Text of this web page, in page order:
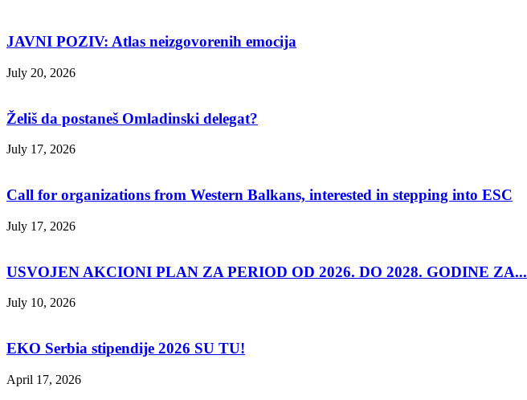
JAVNI POZIV: Atlas neizgovorenih emocija
July 20, 2026
Želiš da postaneš Omladinski delegat?
July 17, 2026
Call for organizations from Western Balkans, interested in stepping into ESC
July 17, 2026
USVOJEN AKCIONI PLAN ZA PERIOD OD 2026. DO 2028. GODINE ZA...
July 10, 2026
EKO Serbia stipendije 2026 SU TU!
April 17, 2026